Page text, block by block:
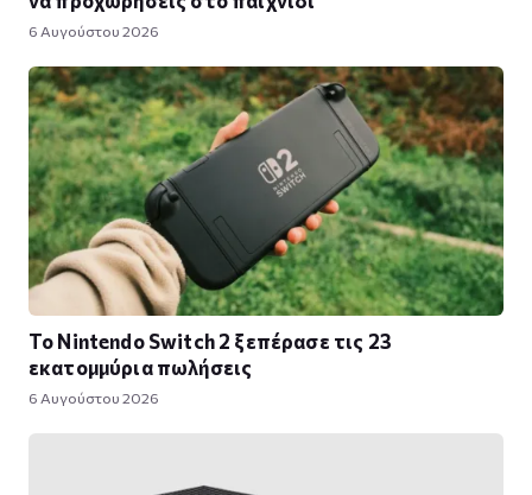
6 Αυγούστου 2026
Το Nintendo Switch 2 ξεπέρασε τις 23
εκατομμύρια πωλήσεις
6 Αυγούστου 2026